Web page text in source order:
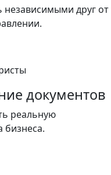
друг от
документов
реальную
бизнеса.